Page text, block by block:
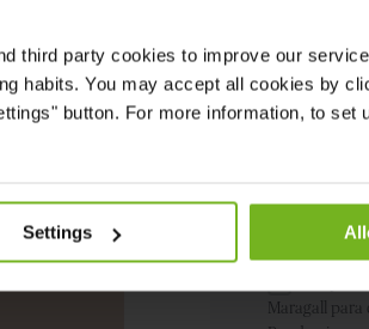
third party cookies to improve our
habits. You may accept all cookies by
button. For more information, to set
Settings
país
Relación
Me
un email
Maragall